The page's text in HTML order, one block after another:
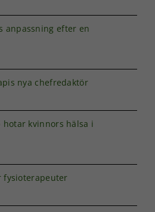
anpassning efter en
nya chefredaktör
kvinnors hälsa i
fysioterapeuter